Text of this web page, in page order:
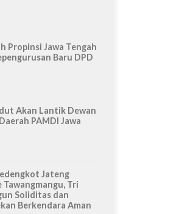
Propinsi Jawa Tengah
Baru DPD
Akan Lantik Dewan
PAMDI Jawa
Jateng
Tawangmangu, Tri
Soliditas dan
Berkendara Aman